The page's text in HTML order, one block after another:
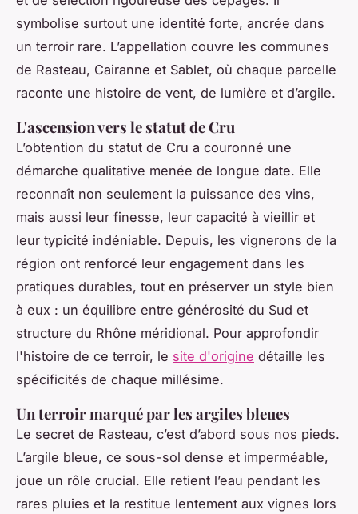
symbolise surtout une identité forte, ancrée dans
un terroir rare. L’appellation couvre les communes
de Rasteau, Cairanne et Sablet, où chaque parcelle
raconte une histoire de vent, de lumière et d’argile.
L'ascension vers le statut de Cru
L’obtention du statut de Cru a couronné une
démarche qualitative menée de longue date. Elle
reconnaît non seulement la puissance des vins,
mais aussi leur finesse, leur capacité à vieillir et
leur typicité indéniable. Depuis, les vignerons de la
région ont renforcé leur engagement dans les
pratiques durables, tout en préserver un style bien
à eux : un équilibre entre générosité du Sud et
structure du Rhône méridional. Pour approfondir
l'histoire de ce terroir, le site d'origine détaille les
spécificités de chaque millésime.
Un terroir marqué par les argiles bleues
Le secret de Rasteau, c’est d’abord sous nos pieds.
L’argile bleue, ce sous-sol dense et imperméable,
joue un rôle crucial. Elle retient l’eau pendant les
rares pluies et la restitue lentement aux vignes lors